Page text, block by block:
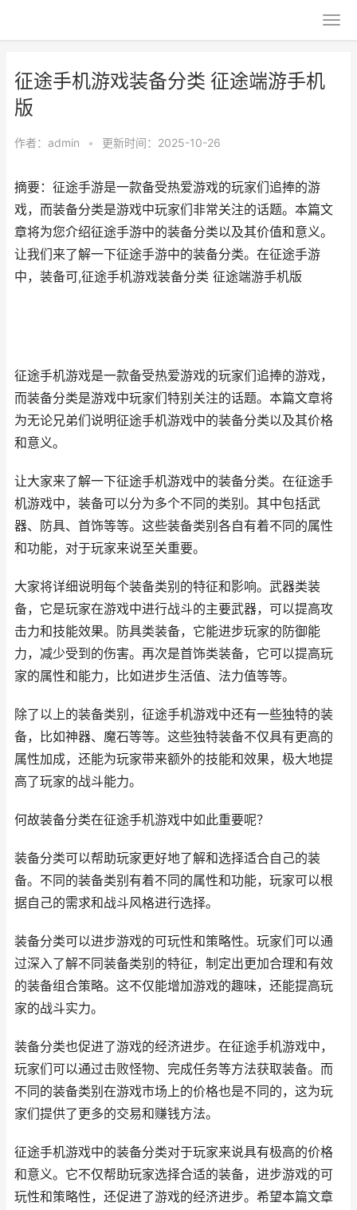
征途手机游戏装备分类 征途端游手机
版
作者： admin • 更新时间：2025-10-26
摘要：征途手游是一款备受热爱游戏的玩家们追捧的游
戏，而装备分类是游戏中玩家们非常关注的话题。本篇文
章将为您介绍征途手游中的装备分类以及其价值和意义。
让我们来了解一下征途手游中的装备分类。在征途手游
中，装备可,征途手机游戏装备分类 征途端游手机版
征途手机游戏是一款备受热爱游戏的玩家们追捧的游戏，
而装备分类是游戏中玩家们特别关注的话题。本篇文章将
为无论兄弟们说明征途手机游戏中的装备分类以及其价格
和意义。
让大家来了解一下征途手机游戏中的装备分类。在征途手
机游戏中，装备可以分为多个不同的类别。其中包括武
器、防具、首饰等等。这些装备类别各自有着不同的属性
和功能，对于玩家来说至关重要。
大家将详细说明每个装备类别的特征和影响。武器类装
备，它是玩家在游戏中进行战斗的主要武器，可以提高攻
击力和技能效果。防具类装备，它能进步玩家的防御能
力，减少受到的伤害。再次是首饰类装备，它可以提高玩
家的属性和能力，比如进步生活值、法力值等等。
除了以上的装备类别，征途手机游戏中还有一些独特的装
备，比如神器、魔石等等。这些独特装备不仅具有更高的
属性加成，还能为玩家带来额外的技能和效果，极大地提
高了玩家的战斗能力。
何故装备分类在征途手机游戏中如此重要呢？
装备分类可以帮助玩家更好地了解和选择适合自己的装
备。不同的装备类别有着不同的属性和功能，玩家可以根
据自己的需求和战斗风格进行选择。
装备分类可以进步游戏的可玩性和策略性。玩家们可以通
过深入了解不同装备类别的特征，制定出更加合理和有效
的装备组合策略。这不仅能增加游戏的趣味，还能提高玩
家的战斗实力。
装备分类也促进了游戏的经济进步。在征途手机游戏中，
玩家们可以通过击败怪物、完成任务等方法获取装备。而
不同的装备类别在游戏市场上的价格也是不同的，这为玩
家们提供了更多的交易和赚钱方法。
征途手机游戏中的装备分类对于玩家来说具有极高的价格
和意义。它不仅帮助玩家选择合适的装备，进步游戏的可
玩性和策略性，还促进了游戏的经济进步。希望本篇文章